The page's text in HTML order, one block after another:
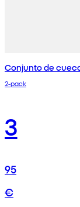
Conjunto de
2-pack
3
95
€